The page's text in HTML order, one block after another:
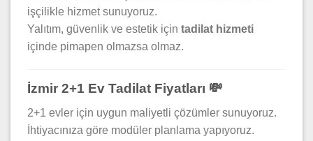
işçilikle hizmet sunuyoruz.
Yalıtım, güvenlik ve estetik için tadilat hizmeti
içinde pimapen olmazsa olmaz.
İzmir 2+1 Ev Tadilat Fiyatları 💸
2+1 evler için uygun maliyetli çözümler sunuyoruz.
İhtiyacınıza göre modüler planlama yapıyoruz.